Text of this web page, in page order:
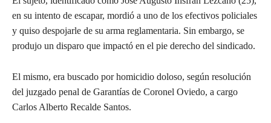
en su intento de escapar, mordió a uno de los efectivos policiales
y quiso despojarle de su arma reglamentaria. Sin embargo, se
produjo un disparo que impactó en el pie derecho del sindicado.
El mismo, era buscado por homicidio doloso, según resolución
del juzgado penal de Garantías de Coronel Oviedo, a cargo
Carlos Alberto Recalde Santos.